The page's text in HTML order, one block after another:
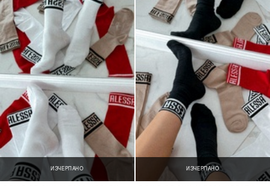
ИЗЧЕРПАНО ИЗЧЕРПАНО